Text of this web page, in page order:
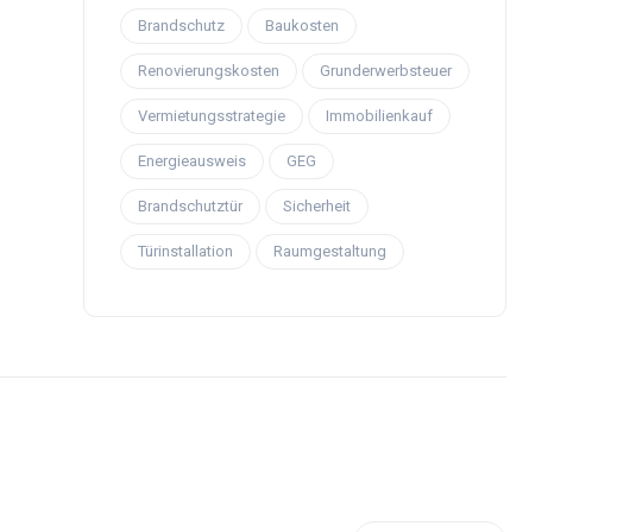
Brandschutz Baukosten
Renovierungskosten Grunderwerbsteuer
Vermietungsstrategie Immobilienkauf
Energieausweis GEG
Brandschutztür Sicherheit
Türinstallation Raumgestaltung